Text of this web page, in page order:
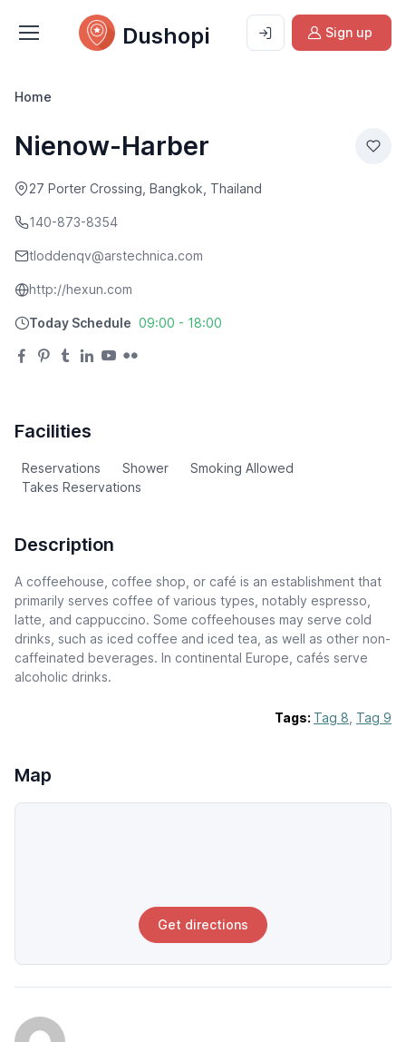
Dushopi Sign up
Home
Nienow-Harber
27 Porter Crossing, Bangkok, Thailand
140-873-8354
tloddenqv@arstechnica.com
http://hexun.com
Today Schedule 09:00 - 18:00
Facilities
Reservations Shower
Smoking Allowed
Takes Reservations
Description
A coffeehouse, coffee shop, or café is an establishment that
primarily serves coffee of various types, notably espresso,
latte, and cappuccino. Some coffeehouses may serve cold
drinks, such as iced coffee and iced tea, as well as other non-
caffeinated beverages. In continental Europe, cafés serve
alcoholic drinks.
Tags: Tag 8 Tag 9
Map
Get directions